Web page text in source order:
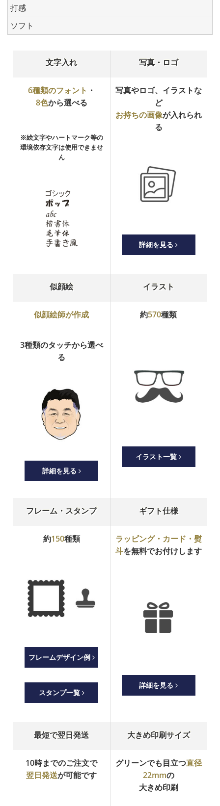
打感
ソフト
文字入れ
6種類のフォント ・
8色から選べる
※絵文字やハートマーク等の
環境依存文字は使用できませ
ん
写真・ロゴ
写真やロゴ、イラストな
ど
お持ちの画像が入れられ
る
詳細を見る
似顔絵
似顔絵師が作成
3種類のタッチから選べ
る
詳細を見る
イラスト
約570種類
イラスト一覧
フレーム・スタンプ
約150種類
フレームデザイン例
スタンプ一覧
ギフト仕様
ラッピング・カード・熨
斗を無料でお付けします
詳細を見る
最短で翌日発送
10時までのご注文で
翌日発送が可能です
大きめ印刷サイズ
グリーンでも目立つ直径
22mmの
大きめ印刷